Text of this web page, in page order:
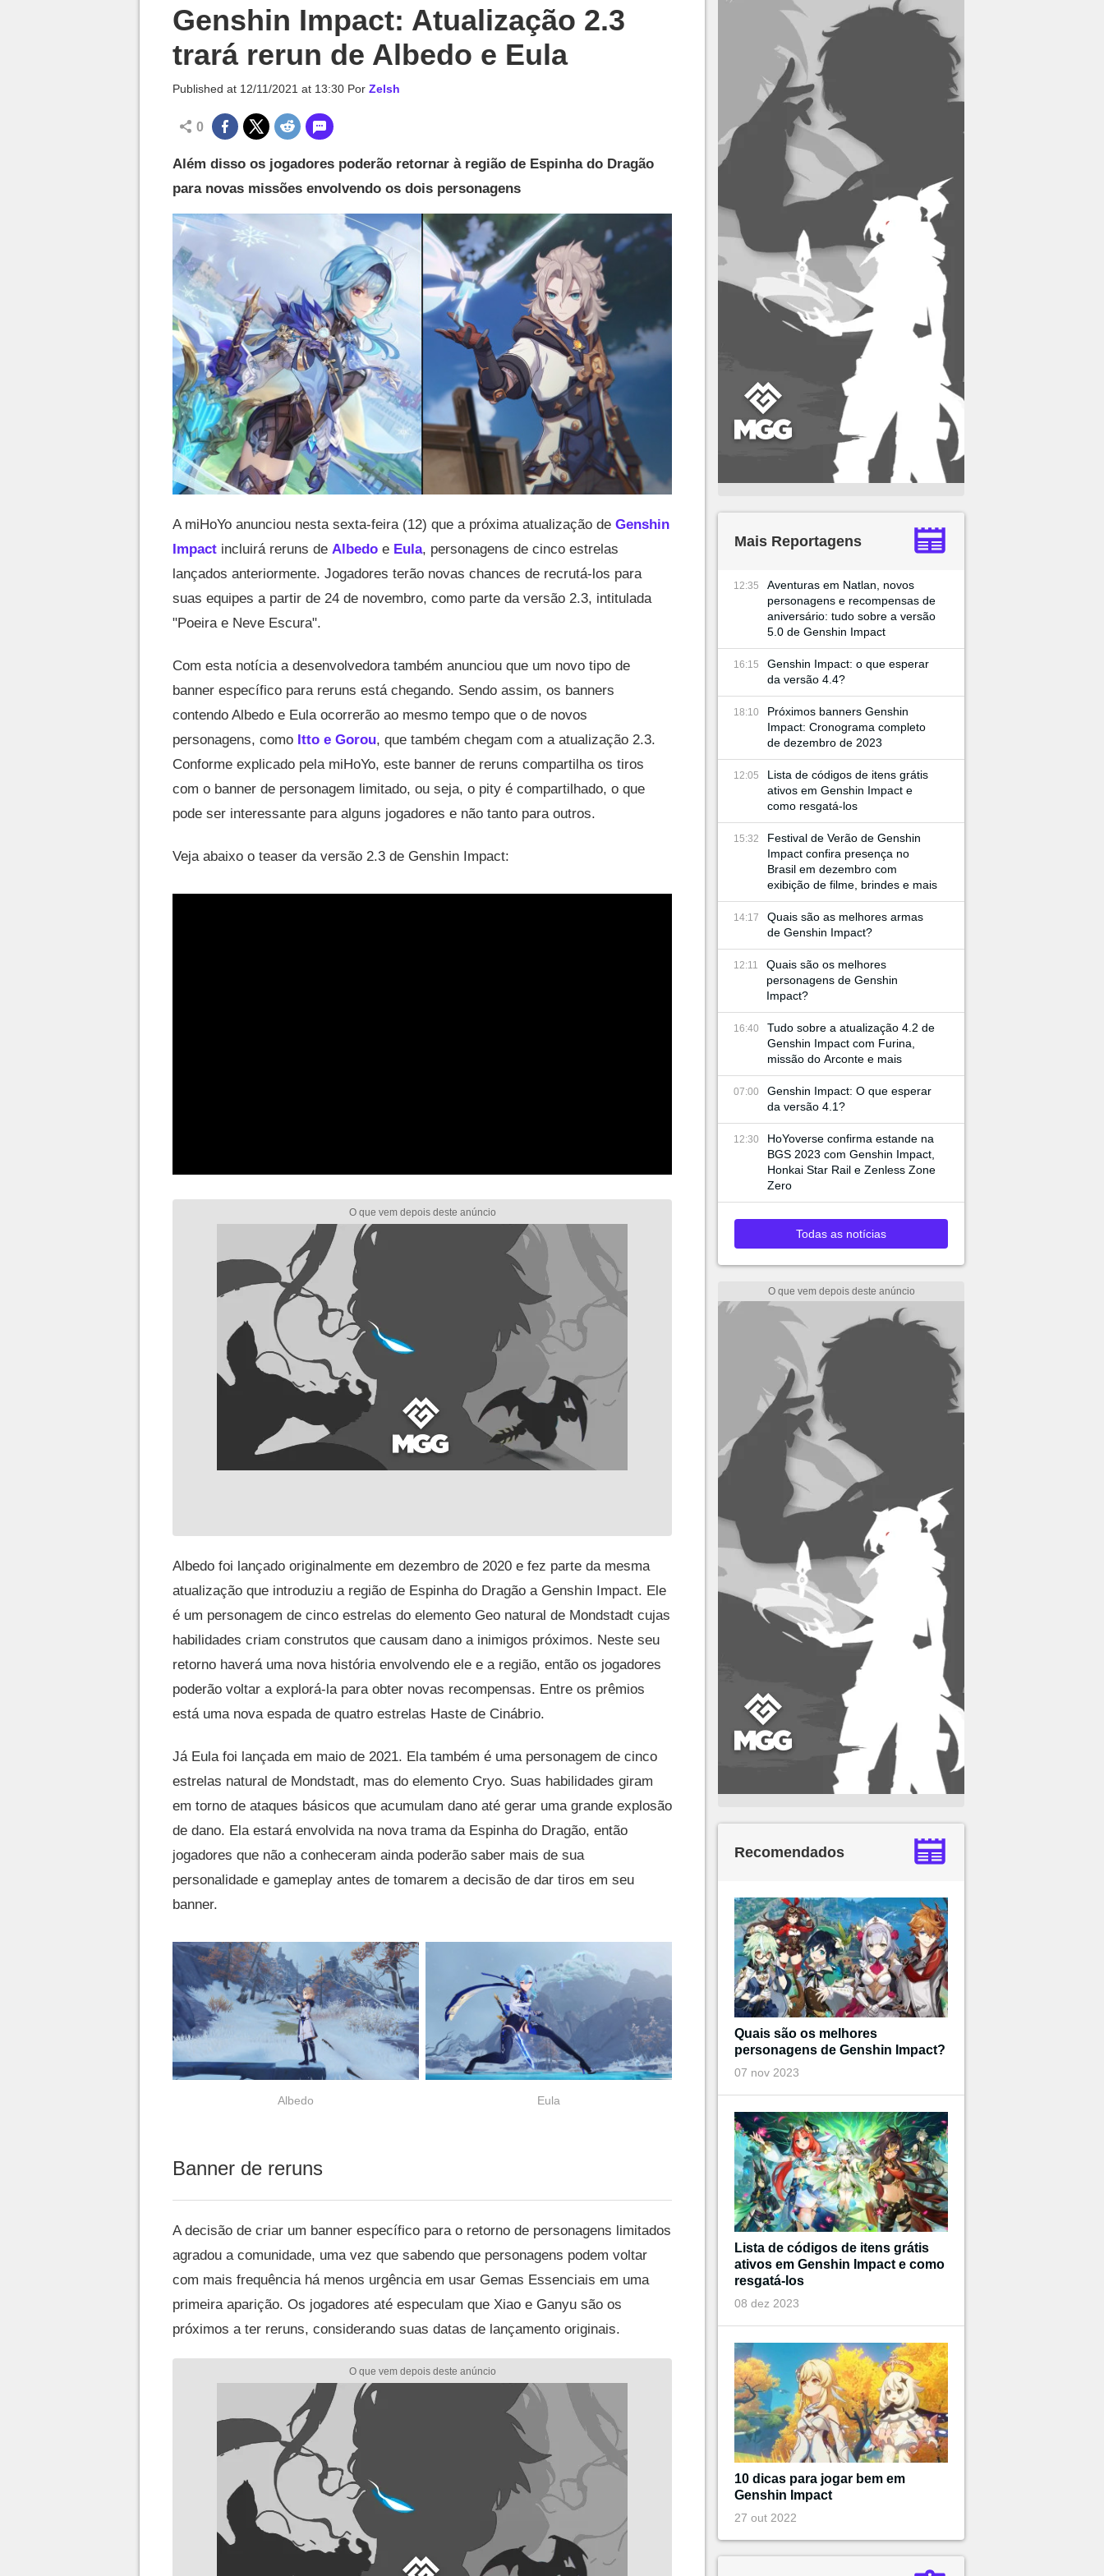
Genshin Impact: Atualização 2.3
trará rerun de Albedo e Eula
Published at 12/11/2021 at 13:30 Por Zelsh
0
Além disso os jogadores poderão retornar à região de Espinha do Dragão
para novas missões envolvendo os dois personagens
A miHoYo anunciou nesta sexta-feira (12) que a próxima atualização de Genshin
Impact incluirá reruns de Albedo e Eula, personagens de cinco estrelas
lançados anteriormente. Jogadores terão novas chances de recrutá-los para
suas equipes a partir de 24 de novembro, como parte da versão 2.3, intitulada
"Poeira e Neve Escura".
Com esta notícia a desenvolvedora também anunciou que um novo tipo de
banner específico para reruns está chegando. Sendo assim, os banners
contendo Albedo e Eula ocorrerão ao mesmo tempo que o de novos
personagens, como Itto e Gorou, que também chegam com a atualização 2.3.
Conforme explicado pela miHoYo, este banner de reruns compartilha os tiros
com o banner de personagem limitado, ou seja, o pity é compartilhado, o que
pode ser interessante para alguns jogadores e não tanto para outros.
Veja abaixo o teaser da versão 2.3 de Genshin Impact:
Albedo foi lançado originalmente em dezembro de 2020 e fez parte da mesma
atualização que introduziu a região de Espinha do Dragão a Genshin Impact. Ele
é um personagem de cinco estrelas do elemento Geo natural de Mondstadt cujas
habilidades criam construtos que causam dano a inimigos próximos. Neste seu
retorno haverá uma nova história envolvendo ele e a região, então os jogadores
poderão voltar a explorá-la para obter novas recompensas. Entre os prêmios
está uma nova espada de quatro estrelas Haste de Cinábrio.
Já Eula foi lançada em maio de 2021. Ela também é uma personagem de cinco
estrelas natural de Mondstadt, mas do elemento Cryo. Suas habilidades giram
em torno de ataques básicos que acumulam dano até gerar uma grande explosão
de dano. Ela estará envolvida na nova trama da Espinha do Dragão, então
jogadores que não a conheceram ainda poderão saber mais de sua
personalidade e gameplay antes de tomarem a decisão de dar tiros em seu
banner.
Albedo Eula
Banner de reruns
A decisão de criar um banner específico para o retorno de personagens limitados
agradou a comunidade, uma vez que sabendo que personagens podem voltar
com mais frequência há menos urgência em usar Gemas Essenciais em uma
primeira aparição. Os jogadores até especulam que Xiao e Ganyu são os
próximos a ter reruns, considerando suas datas de lançamento originais.
Mais Reportagens
12:35
Aventuras em Natlan, novos
personagens e recompensas de
aniversário: tudo sobre a versão
5.0 de Genshin Impact
16:15
Genshin Impact: o que esperar
da versão 4.4?
18:10
Próximos banners Genshin
Impact: Cronograma completo
de dezembro de 2023
12:05
Lista de códigos de itens grátis
ativos em Genshin Impact e
como resgatá-los
15:32
Festival de Verão de Genshin
Impact confira presença no
Brasil em dezembro com
exibição de filme, brindes e mais
14:17
Quais são as melhores armas
de Genshin Impact?
12:11
Quais são os melhores
personagens de Genshin
Impact?
16:40
Tudo sobre a atualização 4.2 de
Genshin Impact com Furina,
missão do Arconte e mais
07:00
Genshin Impact: O que esperar
da versão 4.1?
12:30
HoYoverse confirma estande na
BGS 2023 com Genshin Impact,
Honkai Star Rail e Zenless Zone
Zero
Todas as notícias
Recomendados
Quais são os melhores
personagens de Genshin Impact?
07 nov 2023
Lista de códigos de itens grátis
ativos em Genshin Impact e como
resgatá-los
08 dez 2023
10 dicas para jogar bem em
Genshin Impact
27 out 2022